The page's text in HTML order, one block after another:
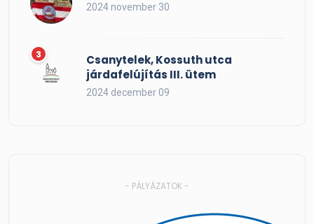
2024 november 30
Csanytelek, Kossuth utca
járdafelújítás III. ütem
2024 december 09
- PÁLYÁZATOK -